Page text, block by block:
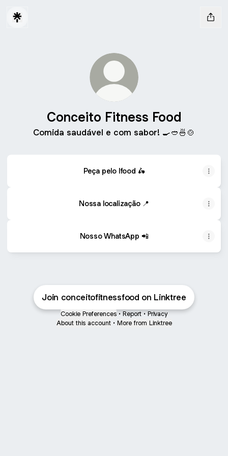
Conceito Fitness Food
Comida saudável e com sabor! 🍳🥙🍜🍲
Peça pelo Ifood 🛵
Nossa localização 📍
Nosso WhatsApp 📲
Join conceitofitnessfood on Linktree
Cookie Preferences • Report • Privacy
About this account • More from Linktree